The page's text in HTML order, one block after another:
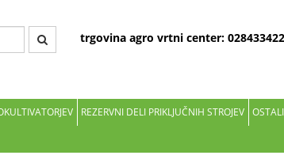
trgovina agro vrtni center:
REZERVNI DELI PRIKLJUČNIH STROJEV